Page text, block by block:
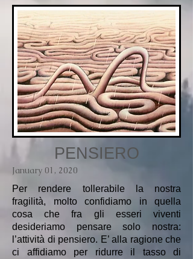
PENSIERO
January 01, 2020
Per rendere tollerabile la nostra
fragilità, molto confidiamo in quella
cosa che fra gli esseri viventi
desideriamo pensare solo nostra:
l’attività di pensiero. E’ alla ragione che
ci affidiamo per ridurre il tasso di